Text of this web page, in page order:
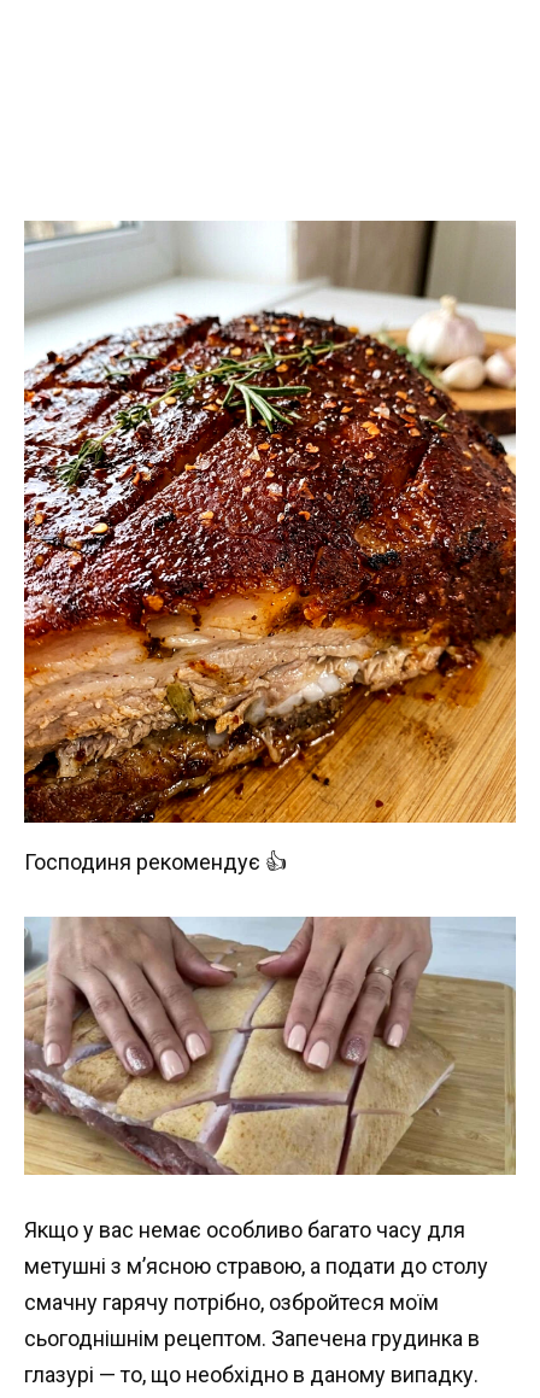
Господиня рекомендує 👍
Якщо у вас немає особливо багато часу для
метушні з м’ясною стравою, а подати до столу
смачну гарячу потрібно, озбройтеся моїм
сьогоднішнім рецептом. Запечена грудинка в
глазурі — то, що необхідно в даному випадку.